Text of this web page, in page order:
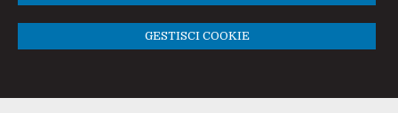
GESTISCI COOKIE